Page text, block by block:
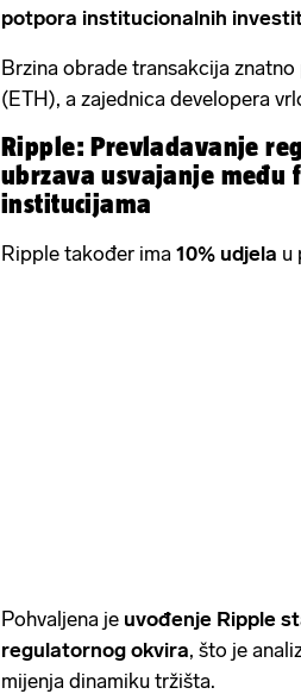
potpora institucionalnih
Brzina obrade transakcija
(ETH), a zajednica developera
Ripple: Prevladavanje
ubrzava usvajanje među
institucijama
Ripple također ima 10% udjela u
Pohvaljena je uvođenje Ripple
regulatornog okvira, što je
mijenja dinamiku tržišta.